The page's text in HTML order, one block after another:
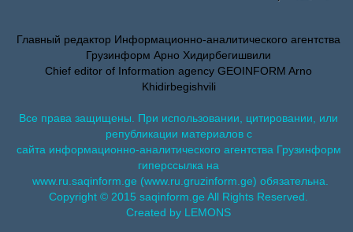
Главный редактор Информационно-аналитического агентства
Грузинформ Арно Хидирбегишвили
Chief editor of Information agency GEOINFORM Arno
Khidirbegishvili
Все права защищены. При использовании, цитировании, или
републикации материалов с
сайта информационно-аналитического агентства Грузинформ
гиперссылка на
www.ru.saqinform.ge (www.ru.gruzinform.ge) обязательна.
Copyright © 2015 saqinform.ge All Rights Reserved.
Created by LEMONS